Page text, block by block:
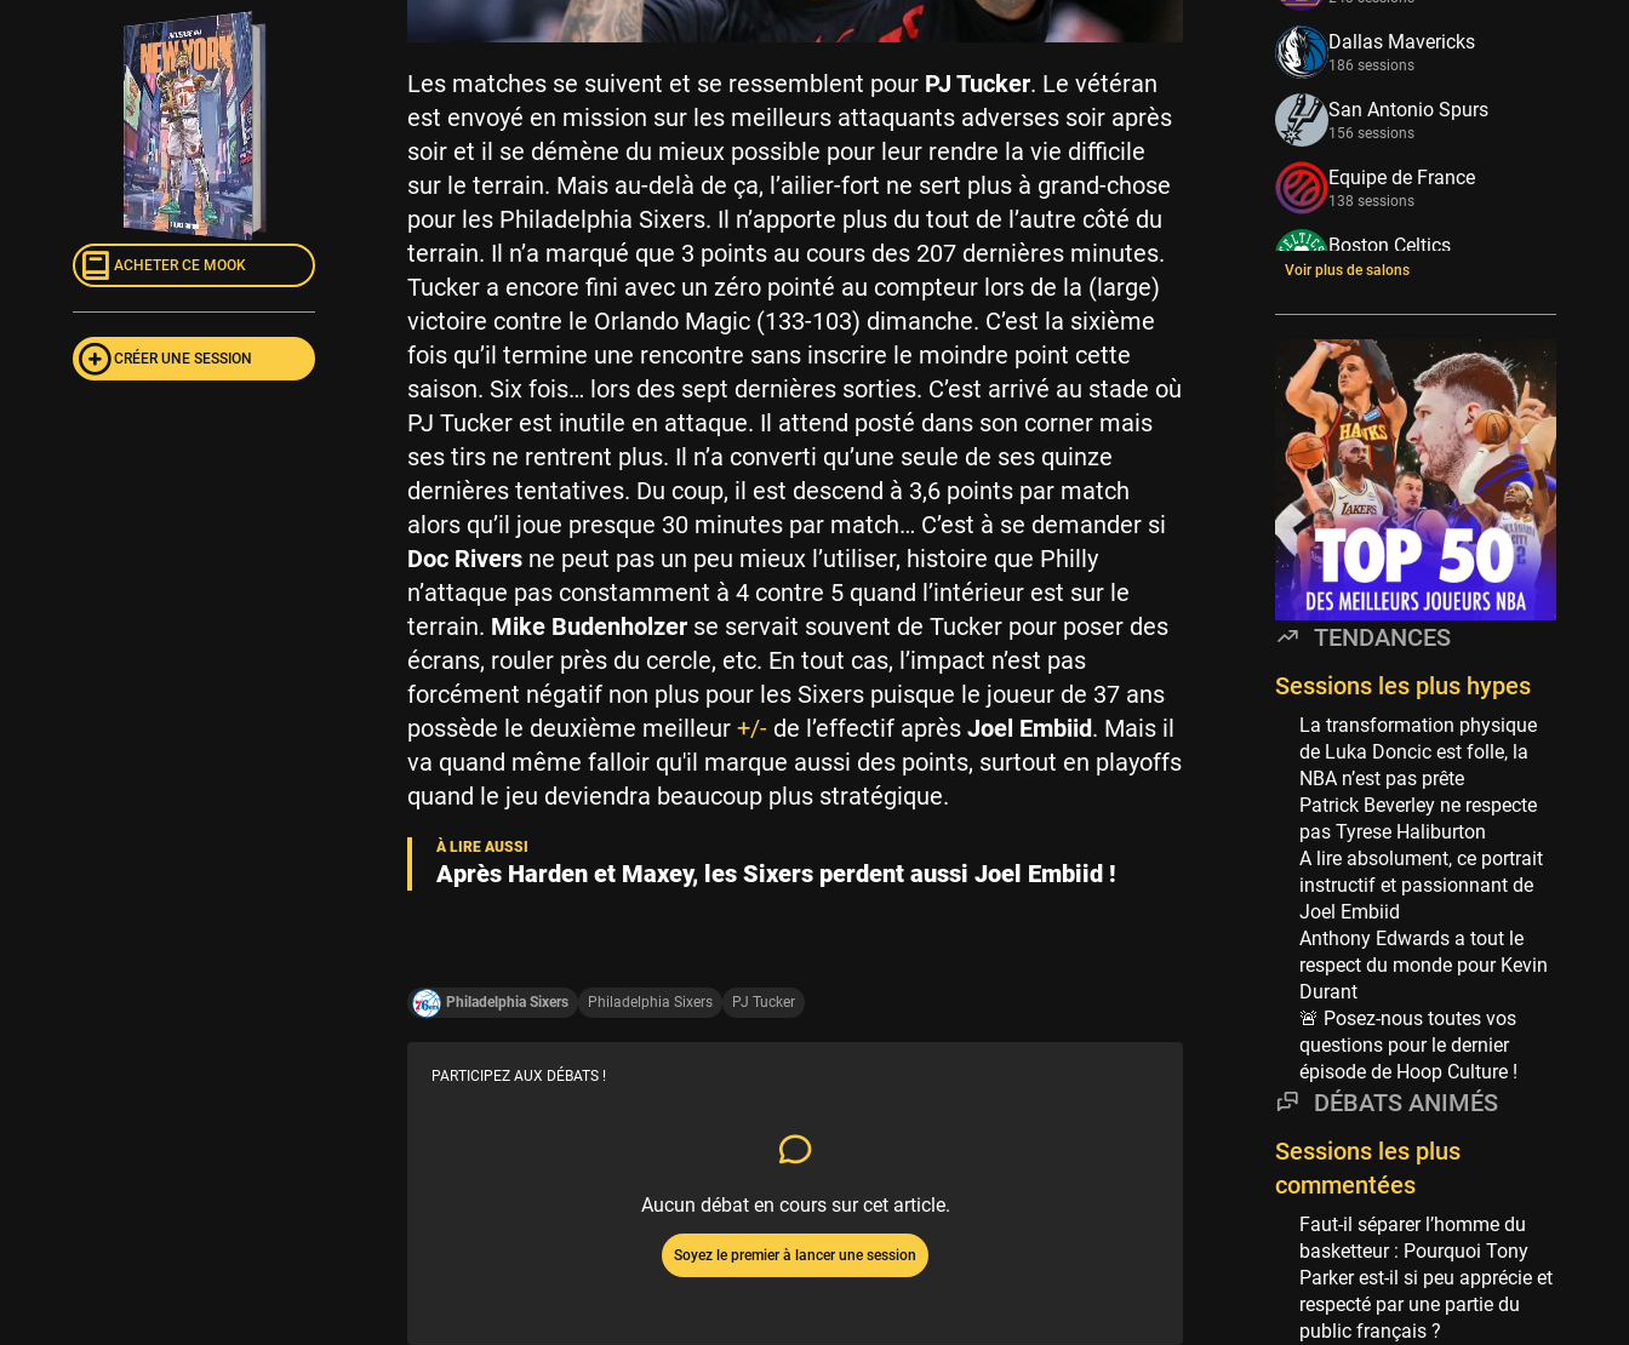
Les matches se suivent et se ressemblent pour PJ Tucker. Le vétéran
est envoyé en mission sur les meilleurs attaquants adverses soir après
soir et il se démène du mieux possible pour leur rendre la vie difficile
sur le terrain. Mais au-delà de ça, l’ailier-fort ne sert plus à grand-chose
pour les Philadelphia Sixers. Il n’apporte plus du tout de l’autre côté du
terrain. Il n’a marqué que 3 points au cours des 207 dernières minutes.
Tucker a encore fini avec un zéro pointé au compteur lors de la (large)
victoire contre le Orlando Magic (133-103) dimanche. C’est la sixième
fois qu’il termine une rencontre sans inscrire le moindre point cette
saison. Six fois… lors des sept dernières sorties. C’est arrivé au stade où
PJ Tucker est inutile en attaque. Il attend posté dans son corner mais
ses tirs ne rentrent plus. Il n’a converti qu’une seule de ses quinze
dernières tentatives. Du coup, il est descend à 3,6 points par match
alors qu’il joue presque 30 minutes par match… C’est à se demander si
Doc Rivers ne peut pas un peu mieux l’utiliser, histoire que Philly
n’attaque pas constamment à 4 contre 5 quand l’intérieur est sur le
terrain. Mike Budenholzer se servait souvent de Tucker pour poser des
écrans, rouler près du cercle, etc. En tout cas, l’impact n’est pas
forcément négatif non plus pour les Sixers puisque le joueur de 37 ans
possède le deuxième meilleur +/- de l’effectif après Joel Embiid. Mais il
va quand même falloir qu'il marque aussi des points, surtout en playoffs
quand le jeu deviendra beaucoup plus stratégique.
Après Harden et Maxey, les Sixers perdent aussi Joel Embiid !
Philadelphia Sixers Philadelphia Sixers PJ Tucker
PARTICIPEZ AUX DÉBATS !
Aucun débat en cours sur cet article.
Soyez le premier à lancer une session
ACHETER CE MOOK
CRÉER UNE SESSION
Dallas Mavericks
186 sessions
San Antonio Spurs
156 sessions
Equipe de France
138 sessions
Boston Celtics
133 sessions
New York Knicks
114 sessions
Minnesota Timberwolves
114 sessions
Golden State Warriors
113 sessions
Denver Nuggets
106 sessions
WNBA
97 sessions
Philadelphia Sixers
89 sessions
Milwaukee Bucks
82 sessions
Hoop Culture
73 sessions
Oklahoma City Thunder
69 sessions
Phoenix Suns
69 sessions
Miami Heat
63 sessions
Los Angeles Clippers
61 sessions
53 sessions
New Orleans Pelicans
53 sessions
Jeux Olympiques
52 sessions
Atlanta Hawks
Voir plus de salons
TENDANCES
Sessions les plus hypes
La transformation physique
de Luka Doncic est folle, la
NBA n’est pas prête
Patrick Beverley ne respecte
pas Tyrese Haliburton
A lire absolument, ce portrait
instructif et passionnant de
Joel Embiid
Anthony Edwards a tout le
respect du monde pour Kevin
Durant
🚨 Posez-nous toutes vos
questions pour le dernier
épisode de Hoop Culture !
DÉBATS ANIMÉS
Sessions les plus
commentées
Faut-il séparer l’homme du
basketteur : Pourquoi Tony
Parker est-il si peu apprécie et
respecté par une partie du
public français ?